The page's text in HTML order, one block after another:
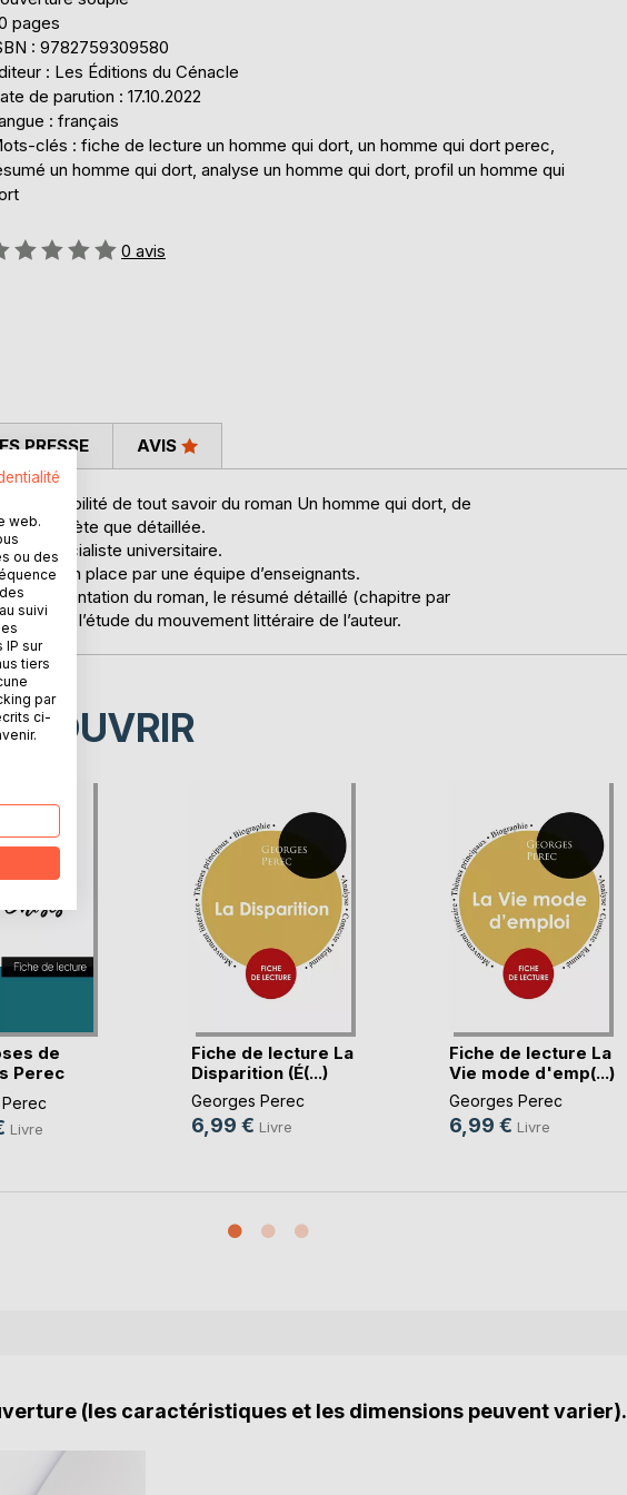
pages
: 9782759309580
: Les Éditions du Cénacle
de parution : 17.10.2022
: français
clés : fiche de lecture un homme qui dort, un homme qui dort perec,
un homme qui dort, analyse un homme qui dort, profil un homme qui
0 avis
possibilité de tout savoir du roman Un homme qui dort, de
complète que détaillée.
un spécialiste universitaire.
mise en place par une équipe d’enseignants.
la présentation du roman, le résumé détaillé (chapitre par
et l’étude du mouvement littéraire de l’auteur.
PRESSE AVIS
de
Perec
Livre
Fiche de lecture La
Disparition (É(...)
Georges Perec
6,99 € Livre
Fiche de lecture La
Vie mode d'emp(...)
Georges Perec
6,99 € Livre
(les caractéristiques et les dimensions peuvent varier).
web.
ou des
suivi
sur
tiers
par
ci-